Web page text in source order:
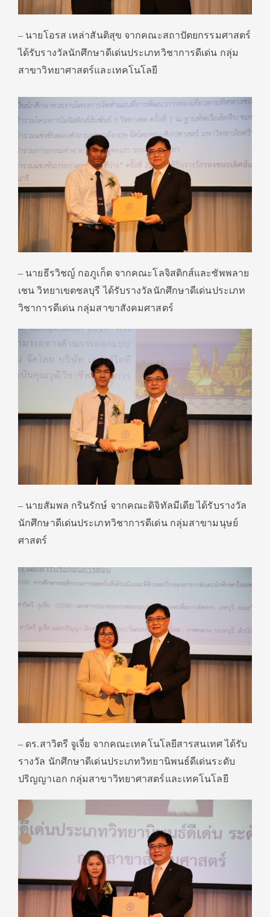
– นายโอรส เหล่าสันติสุข จากคณะสถาปัตยกรรมศาสตร์
ได้รับรางวัลนักศึกษาดีเด่นประเภทวิชาการดีเด่น กลุ่ม
สาขาวิทยาศาสตร์และเทคโนโลยี
– นายธีรวิชญ์ กอภูเก็ต จากคณะโลจิสติกส์และซัพพลาย
เชน วิทยาเขตชลบุรี ได้รับรางวัลนักศึกษาดีเด่นประเภท
วิชาการดีเด่น กลุ่มสาขาสังคมศาสตร์
– นายสัมพล กรินรักษ์ จากคณะดิจิทัลมีเดีย ได้รับรางวัล
นักศึกษาดีเด่นประเภทวิชาการดีเด่น กลุ่มสาขามนุษย์
ศาสตร์
– ดร.สาวิตรี จูเจี่ย จากคณะเทคโนโลยีสารสนเทศ ได้รับ
รางวัล นักศึกษาดีเด่นประเภทวิทยานิพนธ์ดีเด่นระดับ
ปริญญาเอก กลุ่มสาขาวิทยาศาสตร์และเทคโนโลยี